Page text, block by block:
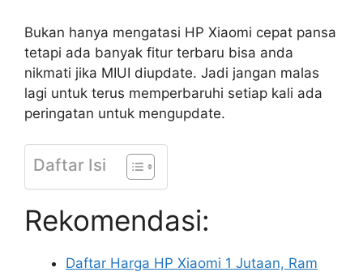
Bukan hanya mengatasi HP Xiaomi cepat pansa
tetapi ada banyak fitur terbaru bisa anda
nikmati jika MIUI diupdate. Jadi jangan malas
lagi untuk terus memperbaruhi setiap kali ada
peringatan untuk mengupdate.
Daftar Isi
Rekomendasi:
Daftar Harga HP Xiaomi 1 Jutaan, Ram